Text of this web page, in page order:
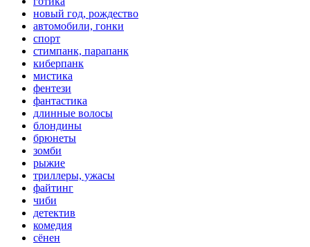
новый год, рождество
автомобили, гонки
спорт
стимпанк, парапанк
киберпанк
мистика
фентези
фантастика
длинные волосы
блондины
брюнеты
зомби
рыжие
триллеры, ужасы
файтинг
чиби
детектив
комедия
сёнен